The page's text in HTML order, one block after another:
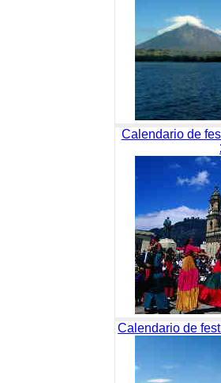
Calendario de
Calendario de